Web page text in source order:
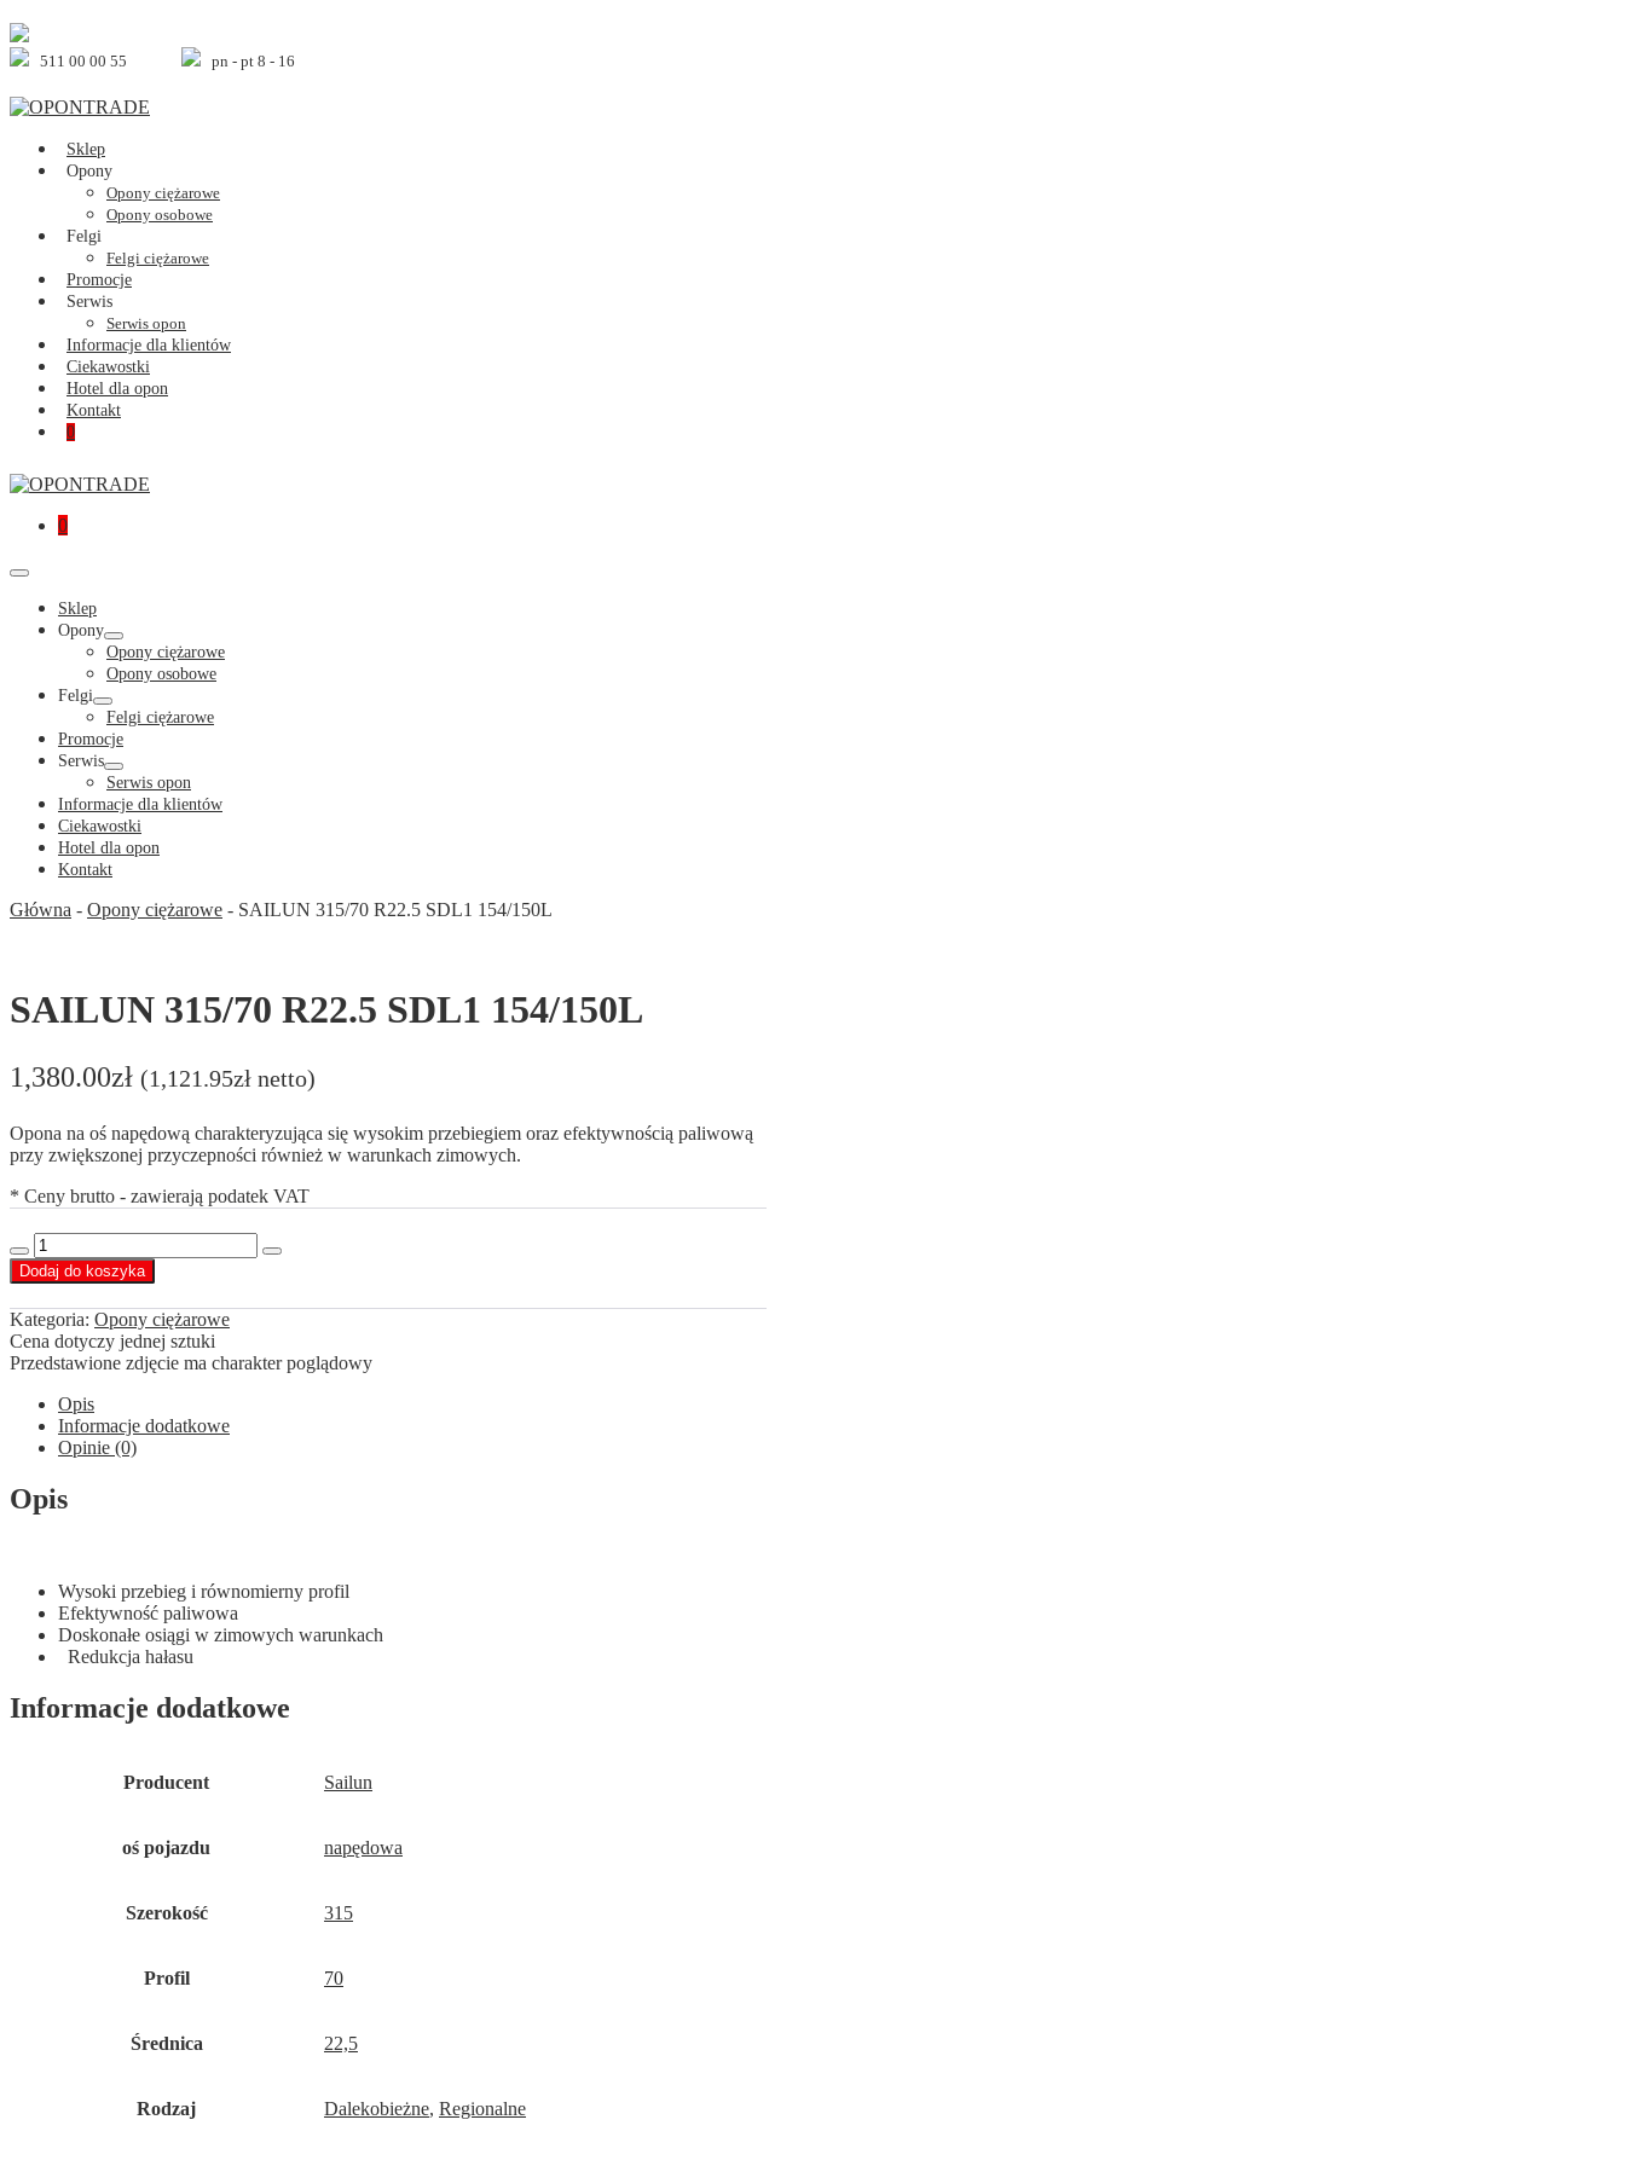
Skip
to
content511 00 00 55 pn - pt 8 - 16
Sklep
Opony
Opony ciężarowe
Opony osobowe
Felgi
Felgi ciężarowe
Promocje
Serwis
Serwis opon
Informacje dla klientów
Ciekawostki
Hotel dla opon
Kontakt
Shopping
0Items
Shopping
0Items
Menu
Toggle
Sklep
Opony
Menu
Toggle
Opony ciężarowe
Opony osobowe
Felgi
Menu
Toggle
Felgi ciężarowe
Promocje
Serwis
Menu
Toggle
Serwis opon
Informacje dla klientów
Ciekawostki
Hotel dla opon
Kontakt
Główna - Opony ciężarowe - SAILUN 315/70 R22.5 SDL1 154/150L
SAILUN 315/70 R22.5 SDL1 154/150L
1,380.00zł (1,121.95zł netto)
Opona na oś napędową charakteryzująca się wysokim przebiegiem oraz efektywnością paliwową
przy zwiększonej przyczepności również w warunkach zimowych.
* Ceny brutto - zawierają podatek VAT
Decrease
quantity
ilość
SAILUN
315/70
R22.5
SDL1
154/150L
Increase
Dodaj do koszyka
Kategoria: Opony ciężarowe
Cena dotyczy jednej sztuki
Przedstawione zdjęcie ma charakter poglądowy
Opis
Informacje dodatkowe
Opinie (0)
Opis
Wysoki przebieg i równomierny profil
Efektywność paliwowa
Doskonałe osiągi w zimowych warunkach
Redukcja hałasu
Informacje dodatkowe
Producent Sailun
oś pojazdu napędowa
Szerokość 315
Profil 70
Średnica 22,5
Rodzaj Dalekobieżne, Regionalne